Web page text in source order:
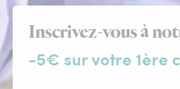
Inscrivez-vous à
-5€ sur votre 1ère